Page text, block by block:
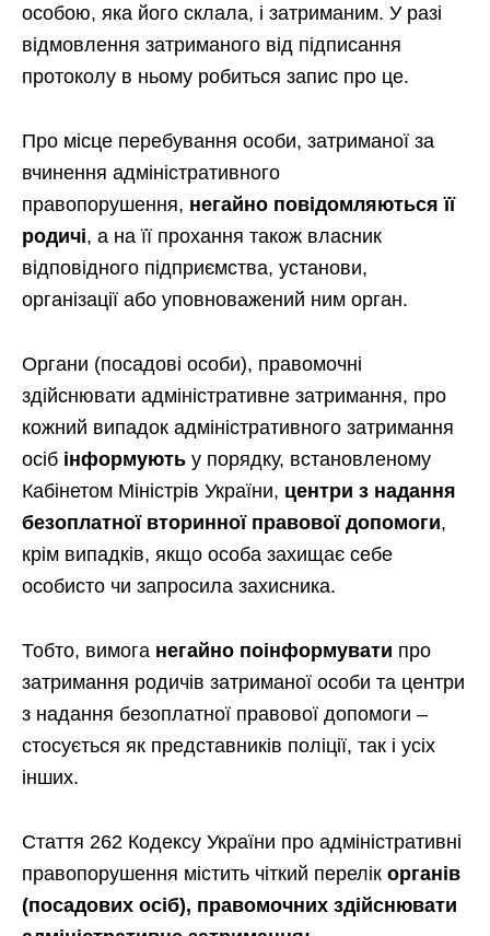
особою, яка його склала, і затриманим. У разі
відмовлення затриманого від підписання
протоколу в ньому робиться запис про це.
Про місце перебування особи, затриманої за
вчинення адміністративного
правопорушення, негайно повідомляються її
родичі, а на її прохання також власник
відповідного підприємства, установи,
організації або уповноважений ним орган.
Органи (посадові особи), правомочні
здійснювати адміністративне затримання, про
кожний випадок адміністративного затримання
осіб інформують у порядку, встановленому
Кабінетом Міністрів України, центри з надання
безоплатної вторинної правової допомоги,
крім випадків, якщо особа захищає себе
особисто чи запросила захисника.
Тобто, вимога негайно поінформувати про
затримання родичів затриманої особи та центри
з надання безоплатної правової допомоги –
стосується як представників поліції, так і усіх
інших.
Стаття 262 Кодексу України про адміністративні
правопорушення містить чіткий перелік органів
(посадових осіб), правомочних здійснювати